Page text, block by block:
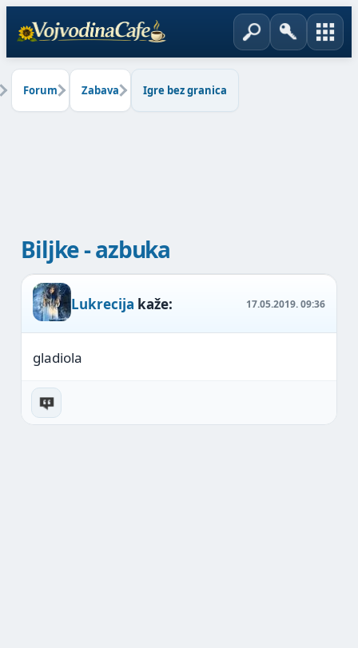
Forum Zabava Igre bez granica
Biljke - azbuka
Lukrecija kaže: 17.05.2019.09:36
gladiola